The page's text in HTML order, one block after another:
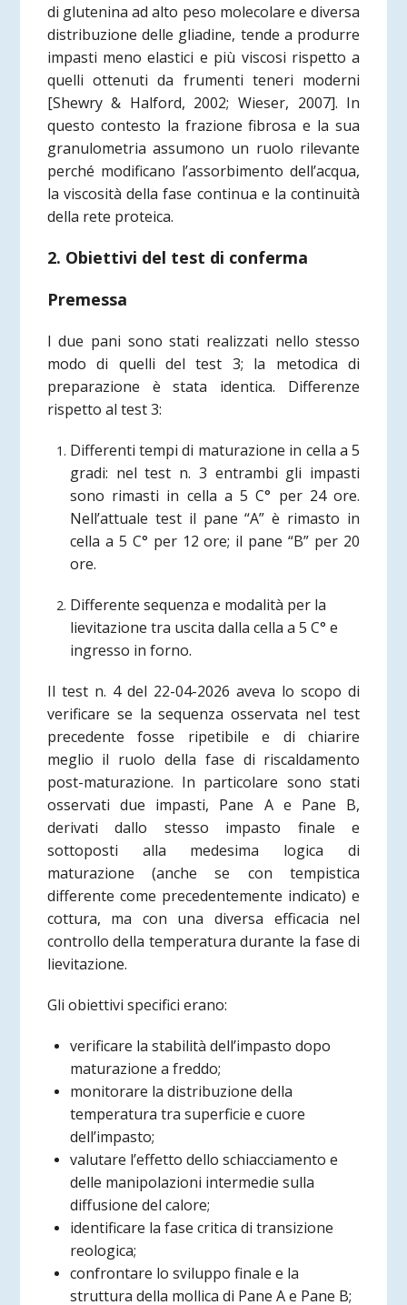
di glutenina ad alto peso molecolare e diversa
distribuzione delle gliadine, tende a produrre
impasti meno elastici e più viscosi rispetto a
quelli ottenuti da frumenti teneri moderni
[Shewry & Halford, 2002; Wieser, 2007]. In
questo contesto la frazione fibrosa e la sua
granulometria assumono un ruolo rilevante
perché modificano l’assorbimento dell’acqua,
la viscosità della fase continua e la continuità
della rete proteica.
2. Obiettivi del test di conferma
Premessa
I due pani sono stati realizzati nello stesso
modo di quelli del test 3; la metodica di
preparazione è stata identica. Differenze
rispetto al test 3:
Differenti tempi di maturazione in cella a 5
gradi: nel test n. 3 entrambi gli impasti
sono rimasti in cella a 5 C° per 24 ore.
Nell’attuale test il pane “A” è rimasto in
cella a 5 C° per 12 ore; il pane “B” per 20
ore.
Differente sequenza e modalità per la
lievitazione tra uscita dalla cella a 5 C° e
ingresso in forno.
Il test n. 4 del 22-04-2026 aveva lo scopo di
verificare se la sequenza osservata nel test
precedente fosse ripetibile e di chiarire
meglio il ruolo della fase di riscaldamento
post-maturazione. In particolare sono stati
osservati due impasti, Pane A e Pane B,
derivati dallo stesso impasto finale e
sottoposti alla medesima logica di
maturazione (anche se con tempistica
differente come precedentemente indicato) e
cottura, ma con una diversa efficacia nel
controllo della temperatura durante la fase di
lievitazione.
Gli obiettivi specifici erano:
verificare la stabilità dell’impasto dopo
maturazione a freddo;
monitorare la distribuzione della
temperatura tra superficie e cuore
dell’impasto;
valutare l’effetto dello schiacciamento e
delle manipolazioni intermedie sulla
diffusione del calore;
identificare la fase critica di transizione
reologica;
confrontare lo sviluppo finale e la
struttura della mollica di Pane A e Pane B;